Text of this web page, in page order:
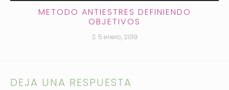
METODO ANTIESTRES DEFINIENDO
OBJETIVOS
5 enero, 2019
DEJA UNA RESPUESTA